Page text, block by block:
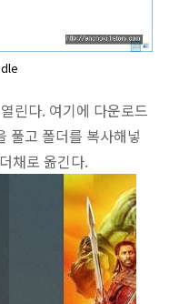
린다. 여기에 다운로드
풀고 폴더를 복사해넣
채로 옮긴다.